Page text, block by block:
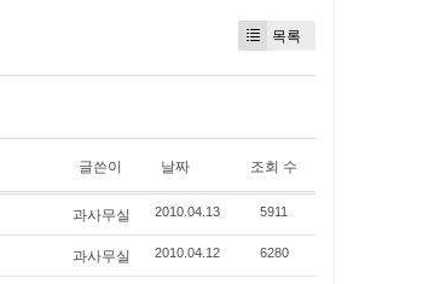
목록
글쓴이 날짜 조회 수
과사무실 2010.04.13 5911
과사무실 2010.04.12 6280